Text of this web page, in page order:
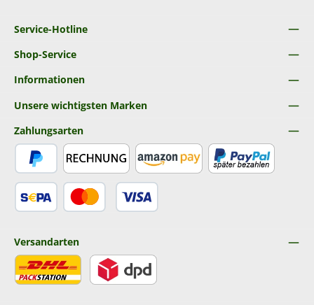
Service-Hotline
Shop-Service
Informationen
Unsere wichtigsten Marken
Zahlungsarten
Versandarten